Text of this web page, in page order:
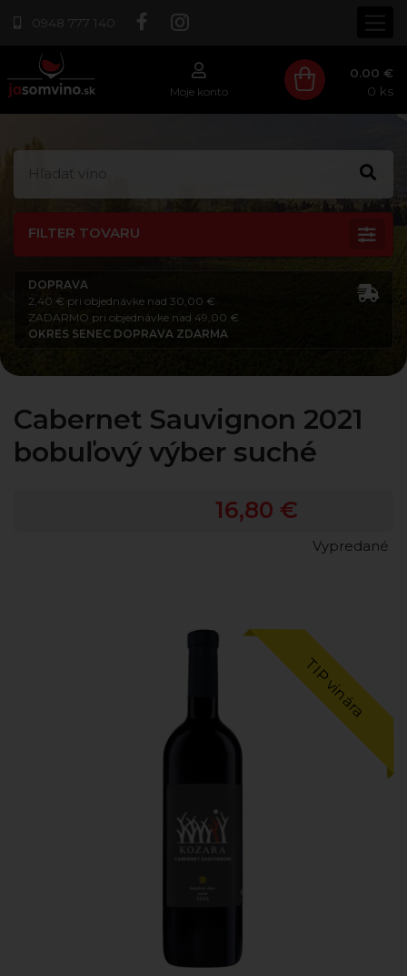
0948 777 140
Moje konto
0.00 €
0 ks
FILTER TOVARU
DOPRAVA
2,40 € pri objednávke nad 30,00 €
ZADARMO pri objednávke nad 49,00 €
OKRES SENEC DOPRAVA ZDARMA
Cabernet Sauvignon 2021
bobuľový výber suché
16,80 €
Vypredané
TIP vinára